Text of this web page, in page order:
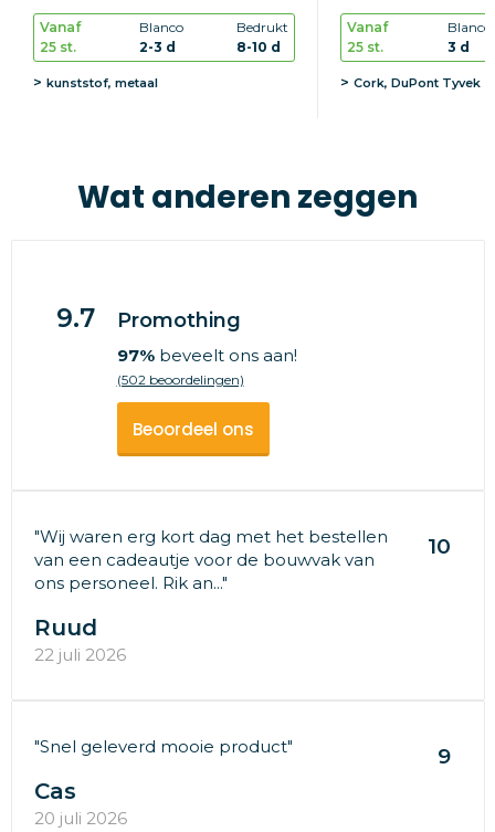
Vanaf
25 st.
Blanco
2-3 d
Bedrukt
8-10 d
kunststof, metaal
Vanaf
25 st.
Blanco
3 d
Cork, DuPont Tyvek
Wat anderen zeggen
9.7 Promothing
97%beveelt ons aan!
(502 beoordelingen)
Beoordeel ons
"Wij waren erg kort dag met het bestellen
van een cadeautje voor de bouwvak van
ons personeel. Rik an..."
10
Ruud
22 juli 2026
"Snel geleverd mooie product" 9
Cas
20 juli 2026